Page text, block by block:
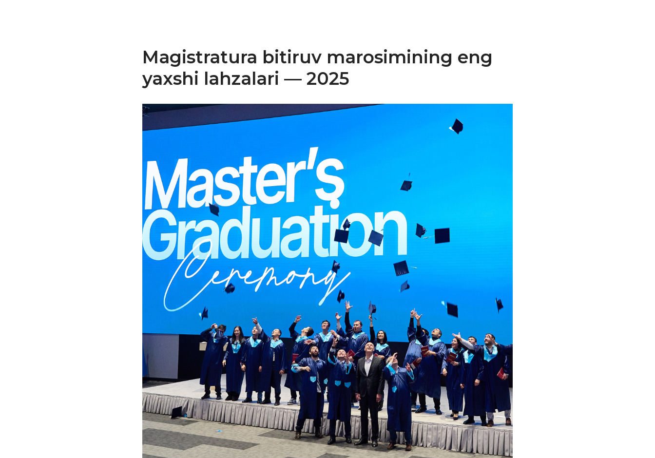
Magistratura bitiruv marosimining eng
yaxshi lahzalari — 2025